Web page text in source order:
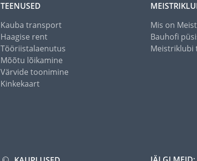
TEENUSED
Kauba transport
Haagise rent
Tööriistalaenutus
Mõõtu lõikamine
Värvide toonimine
Kinkekaart
Mis on
Bauhofi
Meistriklubi